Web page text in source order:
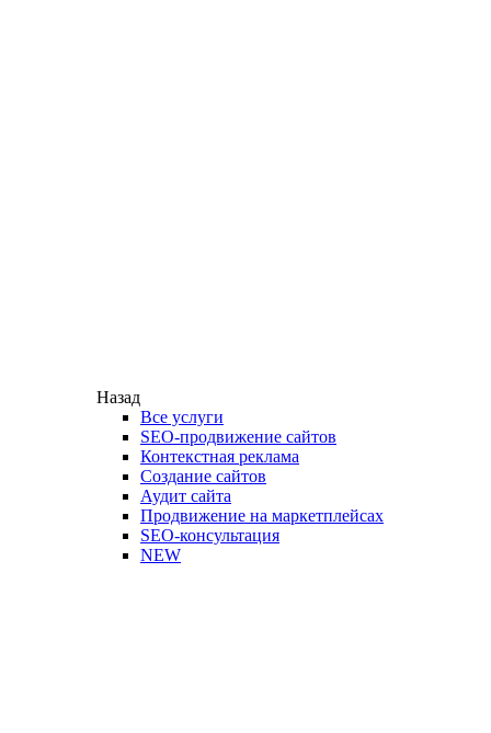
Назад
Все услуги
SEO-продвижение сайтов
Контекстная реклама
Создание сайтов
Аудит сайта
Продвижение на маркетплейсах
SEO-консультация
NEW